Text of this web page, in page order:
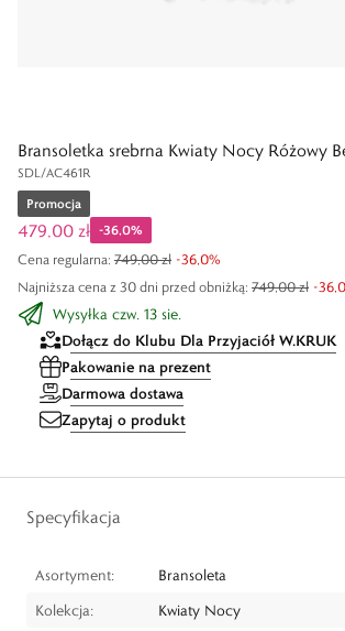
Bransoletka srebrna Kwiaty Nocy Różowy
SDL/AC461R
Promocja
479,00 zł -36,0%
Najniższa cena z 30 dni przed obniżką: 749,00 zł -36,0
Cena regularna: 749,00 zł -36,0%
Wysyłka czw. 13 sie.
Dołącz do Klubu Dla Przyjaciół W.KRUK
Pakowanie na prezent
Darmowa dostawa
Zapytaj o produkt
Specyfikacja
Asortyment:
Bransoleta
Kolekcja:
Kwiaty Nocy